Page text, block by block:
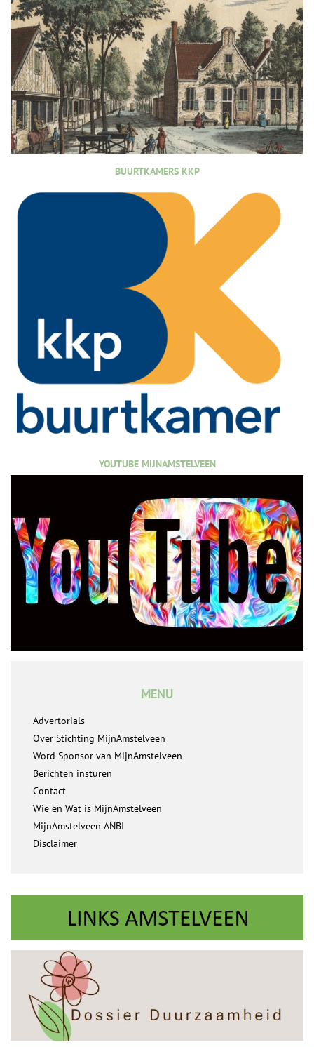
BUURTKAMERS KKP
YOUTUBE MIJNAMSTELVEEN
MENU
Advertorials
Over Stichting MijnAmstelveen
Word Sponsor van MijnAmstelveen
Berichten insturen
Contact
Wie en Wat is MijnAmstelveen
MijnAmstelveen ANBI
Disclaimer